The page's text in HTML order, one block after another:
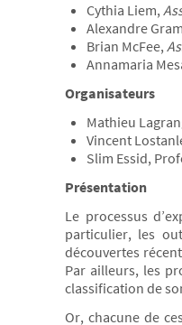
Cythia Liem,
Alexandre
Brian McFee,
Annamaria
Organisateurs
Mathieu
Vincent
Slim Essid,
Présentation
Le processus
particulier, les
découvertes
Par ailleurs, les
classification de
Or, chacune de